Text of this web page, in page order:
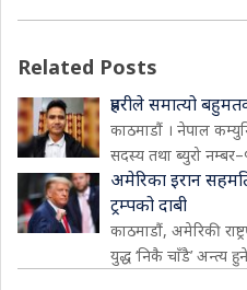
Related Posts
प्रहरीले समात्यो
काठमाडौं । नेपाल
सदस्य तथा ब्युरो
अमेरिका इरान
ट्रम्पको दाबी
काठमाडौं, अमेरिकी
युद्ध ‘निकै चाँडै’ अन्त्य